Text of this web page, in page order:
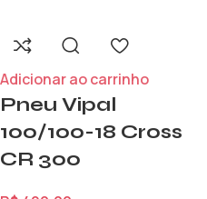
Adicionar ao carrinho
Pneu Vipal
100/100-18 Cross
CR 300